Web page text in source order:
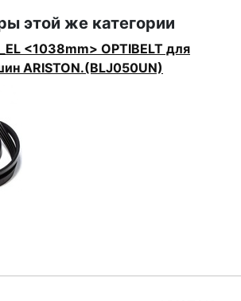
этой же категории
<1038mm> OPTIBELT для
ARISTON.(BLJ050UN)